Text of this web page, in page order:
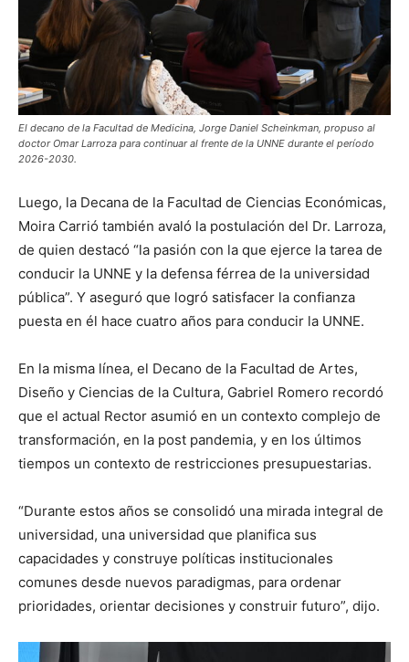
El decano de la Facultad de Medicina, Jorge Daniel Scheinkman, propuso al
doctor Omar Larroza para continuar al frente de la UNNE durante el período
2026-2030.
Luego, la Decana de la Facultad de Ciencias Económicas,
Moira Carrió también avaló la postulación del Dr. Larroza,
de quien destacó “la pasión con la que ejerce la tarea de
conducir la UNNE y la defensa férrea de la universidad
pública”. Y aseguró que logró satisfacer la confianza
puesta en él hace cuatro años para conducir la UNNE.
En la misma línea, el Decano de la Facultad de Artes,
Diseño y Ciencias de la Cultura, Gabriel Romero recordó
que el actual Rector asumió en un contexto complejo de
transformación, en la post pandemia, y en los últimos
tiempos un contexto de restricciones presupuestarias.
“Durante estos años se consolidó una mirada integral de
universidad, una universidad que planifica sus
capacidades y construye políticas institucionales
comunes desde nuevos paradigmas, para ordenar
prioridades, orientar decisiones y construir futuro”, dijo.